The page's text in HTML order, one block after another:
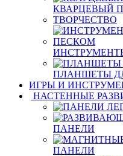
КВАРЦЕВЫЙ
ТВОРЧЕСТВО
ПЛАНШЕТЫ
ИГРЫ И
НАСТЕННЫЕ
ПАНЕЛИ
ПАНЕЛИ